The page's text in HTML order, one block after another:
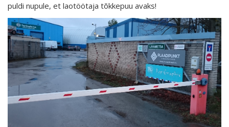
puldi nupule, et laotöötaja tõkkepuu avaks!